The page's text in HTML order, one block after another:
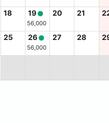
18 19
56,000
20 21
25 26
56,000
27 28